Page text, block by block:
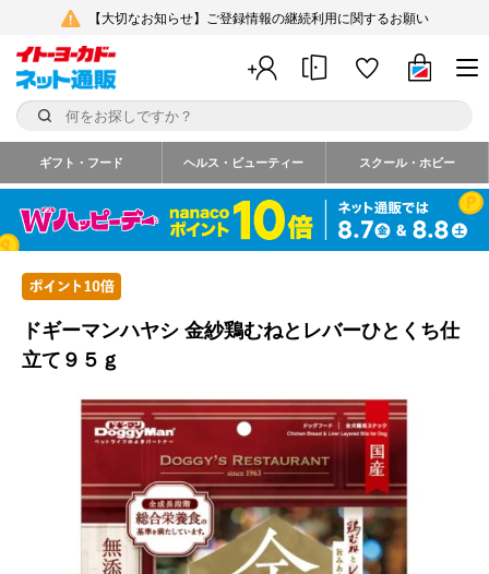
【大切なお知らせ】ご登録情報の継続利用に関するお願い
ギフト・フード ヘルス・ビューティー スクール・ホビー
ドギーマンハヤシ 金紗鶏むねとレバーひとくち仕
立て９５ｇ